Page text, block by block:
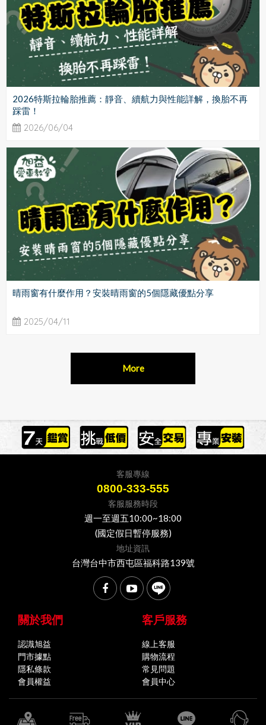
2026特斯拉輪胎推薦：靜音、續航力與性能詳解，換胎不再
踩雷！
2026/06/04
晴雨窗有什麼作用？安裝晴雨窗的5個隱藏優點分享
2025/04/11
More
客服專線
0800-333-555
客服服務時段
週一至週五10:00~18:00
(國定假日暫停服務)
地址資訊
台灣台中市西屯區福科路139號
關於我們
認識旭益
門市據點
隱私條款
會員權益
客戶服務
線上客服
購物流程
常見問題
會員中心